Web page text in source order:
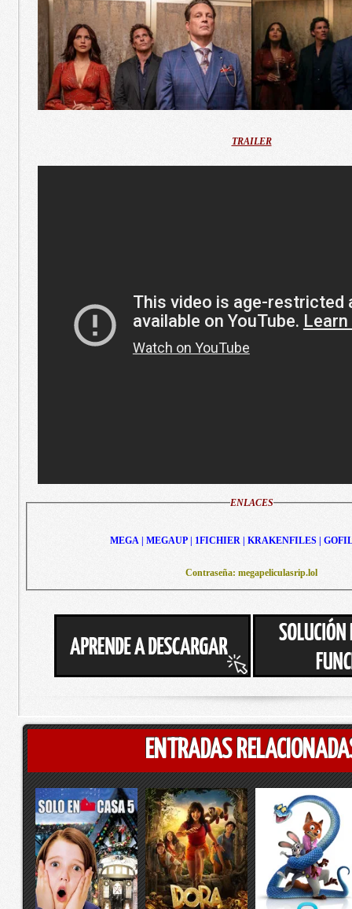
TRAILER
ENLACES
MEGA | MEGAUP | 1FICHIER | KRAKENFILES |
Contraseña: megapeliculasrip.lol
ENTRADAS